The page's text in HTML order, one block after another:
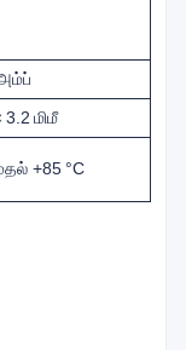
3.2 மிமீ
+85 °C